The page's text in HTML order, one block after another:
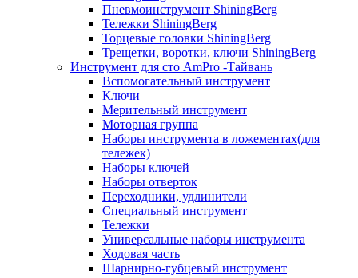
Пневмоинструмент ShiningBerg
Тележки ShiningBerg
Торцевые головки ShiningBerg
Трещетки, воротки, ключи ShiningBerg
Инструмент для сто AmPro -Тайвань
Вспомогательный инструмент
Ключи
Мерительный инструмент
Моторная группа
Наборы инструмента в ложементах(для
тележек)
Наборы ключей
Наборы отверток
Переходники, удлинители
Специальный инструмент
Тележки
Универсальные наборы инструмента
Ходовая часть
Шарнирно-губцевый инструмент